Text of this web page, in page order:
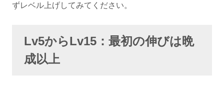
ずレベル上げしてみてください。
Lv5からLv15：最初の伸びは晩
成以上